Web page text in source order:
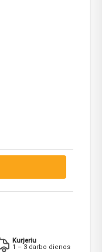
Kurjeriu
1 – 3 darbo dienos